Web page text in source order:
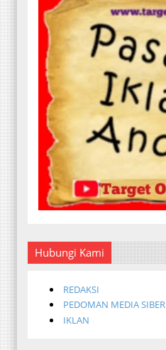
Hubungi Kami
REDAKSI
PEDOMAN MEDIA SIBER
IKLAN